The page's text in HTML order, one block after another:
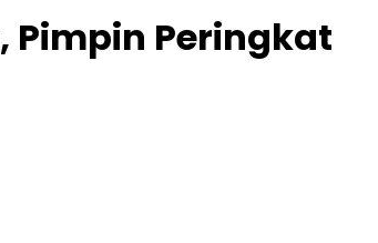
Pimpin Peringkat